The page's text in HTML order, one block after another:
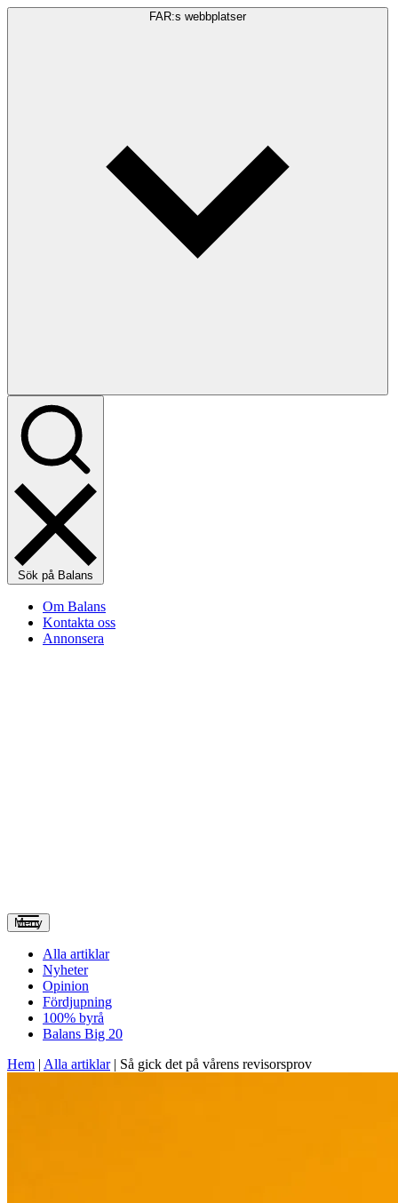
FAR:s webbplatser
Sök på Balans
Om Balans
Kontakta oss
Annonsera
Meny
Alla artiklar
Nyheter
Opinion
Fördjupning
100% byrå
Balans Big 20
Hem | Alla artiklar| Så gick det på vårens revisorsprov